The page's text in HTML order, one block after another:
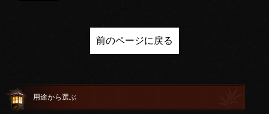
前のページに戻る
用途から選ぶ